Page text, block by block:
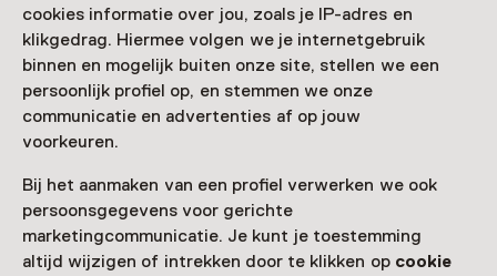
cookies informatie over jou, zoals je IP-adres en
klikgedrag. Hiermee volgen we je internetgebruik
binnen en mogelijk buiten onze site, stellen we een
persoonlijk profiel op, en stemmen we onze
communicatie en advertenties af op jouw
voorkeuren.
Bij het aanmaken van een profiel verwerken we ook
persoonsgegevens voor gerichte
marketingcommunicatie. Je kunt je toestemming
altijd wijzigen of intrekken door te klikken op cookie
Nog meer ontdekken